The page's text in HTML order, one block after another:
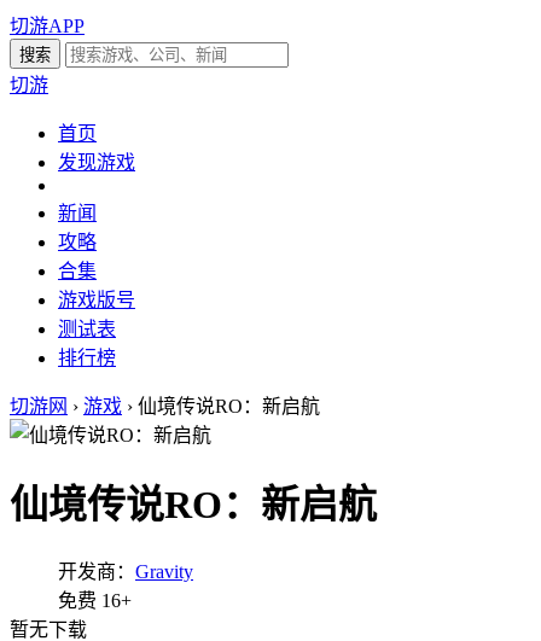
切游APP
切游
首页
发现游戏
新闻
攻略
合集
游戏版号
测试表
排行榜
切游网 › 游戏 › 仙境传说RO：新启航
仙境传说RO：新启航
开发商： Gravity
免费 16+
暂无下载